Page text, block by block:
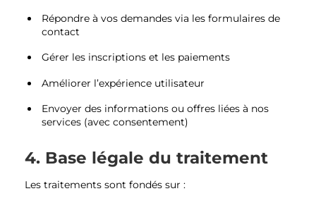
Répondre à vos demandes via les formulaires de
contact
Gérer les inscriptions et les paiements
Améliorer l’expérience utilisateur
Envoyer des informations ou offres liées à nos
services (avec consentement)
4. Base légale du traitement
Les traitements sont fondés sur :